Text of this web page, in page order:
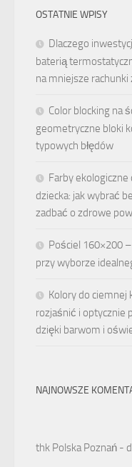
OSTATNIE WPISY
Dlaczego
baterią
na mniejsze rachunki
Color blocking na
geometryczne bloki
typowych błędów
Farby ekologiczne
dziecka: jak wybrać
zadbać o zdrowe
Pościel 160×200
przy wyborze
Kolory do ciemnej
rozjaśnić i optycznie
dzięki barwom i
NAJNOWSZE
thk Polska Poznań -